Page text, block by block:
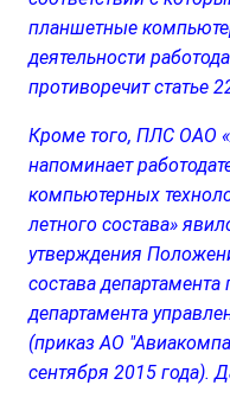
планшетные
деятельности
противоречит статье
Кроме того, ПЛС ОАО
напоминает
компьютерных
летного состава»
утверждения
состава
департамента
(приказ АО
сентября 2015 года).